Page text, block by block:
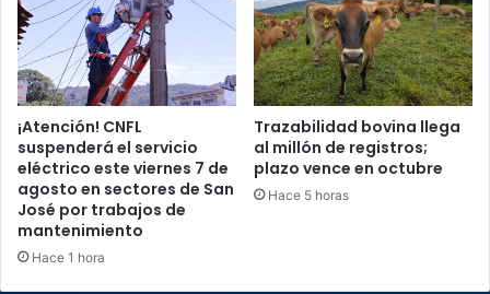
¡Atención! CNFL
suspenderá el servicio
eléctrico este viernes 7 de
agosto en sectores de San
José por trabajos de
mantenimiento
Hace 1 hora
Trazabilidad bovina llega
al millón de registros;
plazo vence en octubre
Hace 5 horas